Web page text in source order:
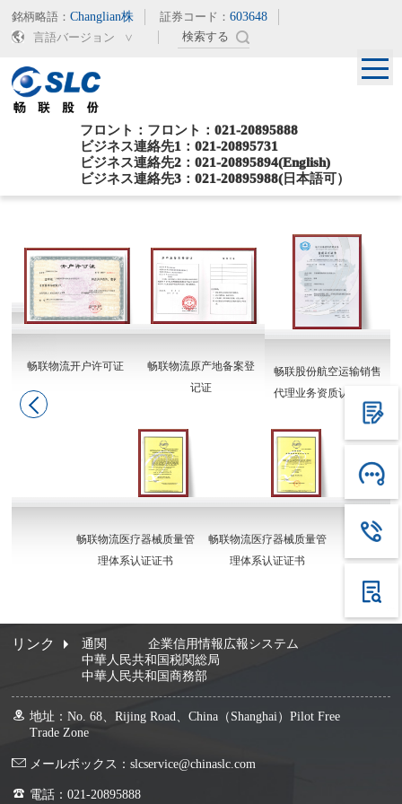
銘柄略語：Changlian株 証券コード：603648
言語バージョン
フロント：フロント：021-20895888
ビジネス連絡先1：021-20895731
ビジネス連絡先2：021-20895894(English)
ビジネス連絡先3：021-20895988(日本語可）
現在位置：ホームページ> 会社情報>名誉
畅联物流开户许可证
畅联物流原产地备案登
记证
畅联股份航空运输销售
代理业务资质认可证书
畅联物流医疗器械质量管
理体系认证证书
畅联物流医疗器械质量管
理体系认证证书
リンク 通関
企業信用情報広報システム
中華人民共和国税関総局
中華人民共和国商務部
地址：No. 68、Rijing Road、China（Shanghai）Pilot Free
Trade Zone
メールボックス：slcservice@chinaslc.com
電話：021-20895888